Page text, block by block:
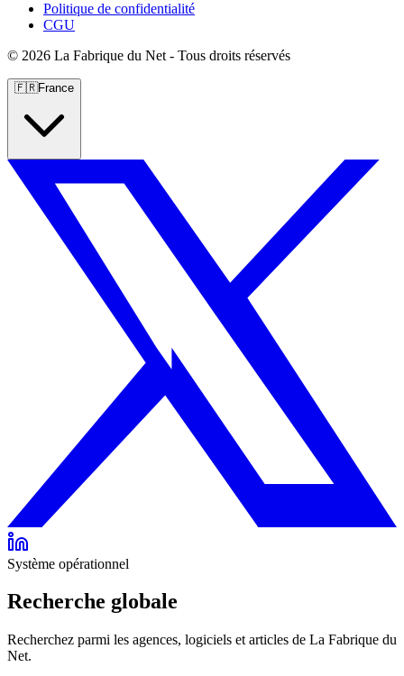
Politique de confidentialité
CGU
© 2026 La Fabrique du Net - Tous droits réservés
🇫🇷France
Système opérationnel
Recherche globale
Recherchez parmi les agences, logiciels et articles de La Fabrique du
Net.